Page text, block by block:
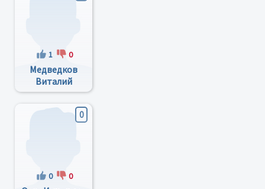
1 0
Медведков
Виталий
Васильевич
0
0 0